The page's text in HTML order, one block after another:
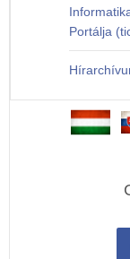
Portálja